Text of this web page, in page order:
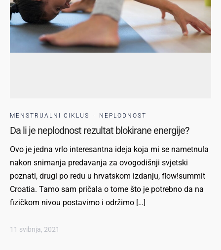
MENSTRUALNI CIKLUS · NEPLODNOST
Da li je neplodnost rezultat blokirane energije?
Ovo je jedna vrlo interesantna ideja koja mi se nametnula
nakon snimanja predavanja za ovogodišnji svjetski
poznati, drugi po redu u hrvatskom izdanju, flow!summit
Croatia. Tamo sam pričala o tome što je potrebno da na
fizičkom nivou postavimo i održimo […]
11 svibnja, 2021